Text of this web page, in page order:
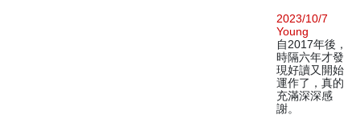
2023/10/7
Young
自2017年後，
時隔六年才發
現好讀又開始
運作了，真的
充滿深深感
謝。